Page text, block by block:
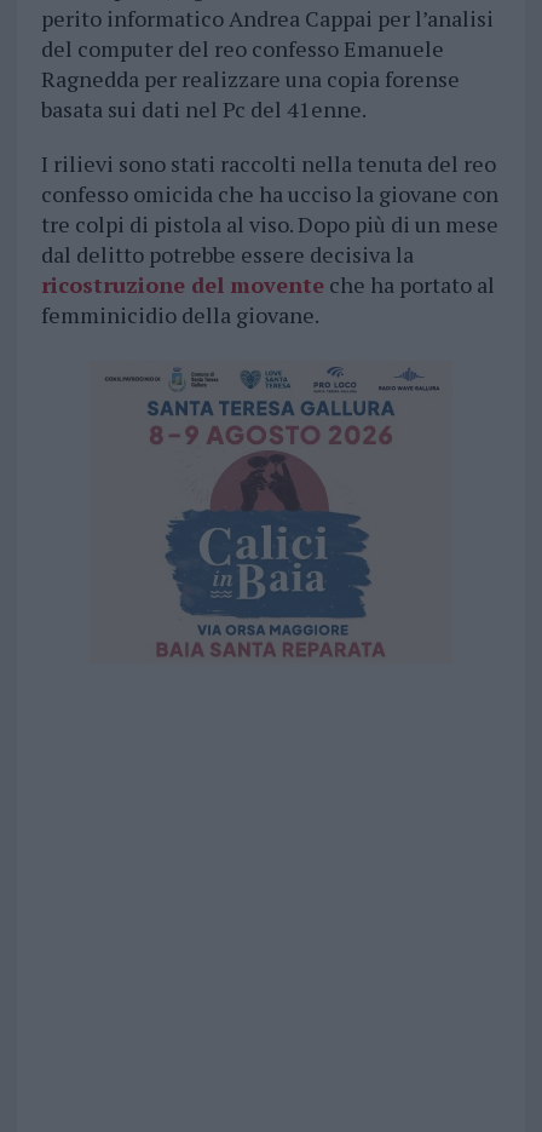
perito informatico Andrea Cappai per l’analisi
del computer del reo confesso Emanuele
Ragnedda per realizzare una copia forense
basata sui dati nel Pc del 41enne.
I rilievi sono stati raccolti nella tenuta del reo
confesso omicida che ha ucciso la giovane con
tre colpi di pistola al viso. Dopo più di un mese
dal delitto potrebbe essere decisiva la
ricostruzione del moventeche ha portato al
femminicidio della giovane.